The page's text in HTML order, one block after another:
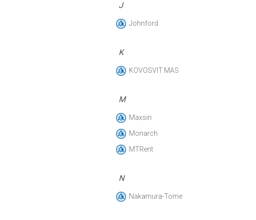
J
Johnford
K
KOVOSVIT MAS
M
Maxsin
Monarch
MTRent
N
Nakamura-Tome